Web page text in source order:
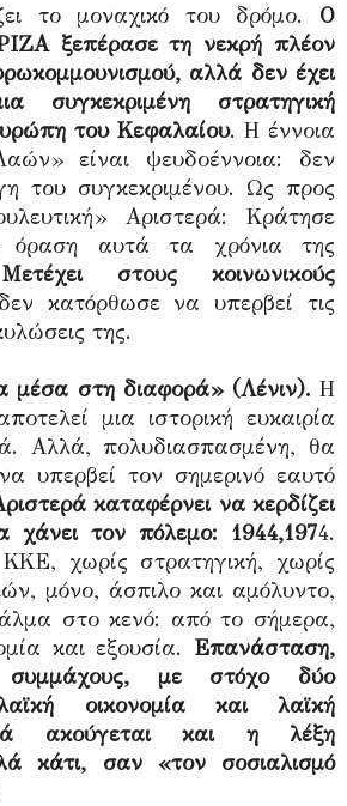
το μοναχικό του δρόμο. Ο
ξεπέρασε τη νεκρή πλέον
αλλά δεν έχει
συγκεκριμένη στρατηγική
του Κεφαλαίου. Η έννοια
είναι ψευδοέννοια: δεν
του συγκεκριμένου. Ως προς
Αριστερά: Κράτησε
όραση αυτά τα χρόνια της
Μετέχει στους κοινωνικούς
κατόρθωσε να υπερβεί τις
της.
μέσα στη διαφορά» (Λένιν). Η
μια ιστορική ευκαιρία
Αλλά, πολυδιασπασμένη, θα
υπερβεί τον σημερινό εαυτό
καταφέρνει να κερδίζει
χάνει τον πόλεμο: 1944,1974.
χωρίς στρατηγική, χωρίς
μόνο, άσπιλο και αμόλυντο,
άλμα στο κενό: από το σήμερα,
και εξουσία. Επανάσταση,
συμμάχους, με στόχο δύο
οικονομία και λαϊκή
ακούγεται και η λέξη
κάτι, σαν «τον σοσιαλισμό